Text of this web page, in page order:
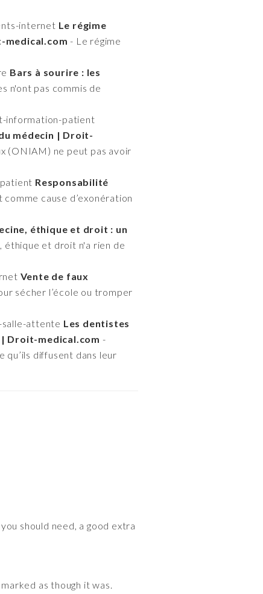
internet Le régime
medical.com - Le régime
Bars à sourire : les
n'ont pas commis de
information-patient
médecin | Droit-
(ONIAM) ne peut pas avoir
Responsabilité
cause d’exonération
éthique et droit : un
éthique et droit n'a rien de
Vente de faux
sécher l’école ou tromper
attente Les dentistes
Droit-medical.com -
qu’ils diffusent dans leur
should need, a good extra
as though it was.